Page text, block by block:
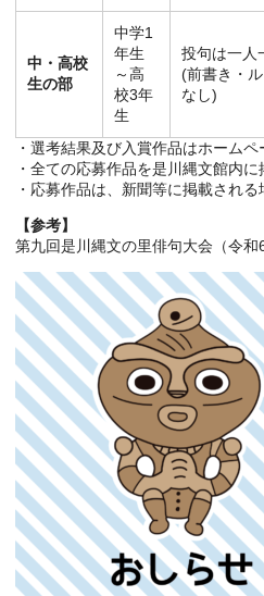
中・高校
生の部
中学1
年生
～高
校3年
生
投句は一人
(前書き・
なし)
・選考結果及び入賞作品はホームペ
・全ての応募作品を是川縄文館内に
・応募作品は、新聞等に掲載される
【参考】
第九回是川縄文の里俳句大会（令和